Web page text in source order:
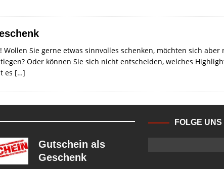
Wollen Sie gerne etwas sinnvolles schenken, möchten sich
Oder können Sie sich nicht entscheiden, welches
es […]
Gutschein als
Geschenk
FOLGE